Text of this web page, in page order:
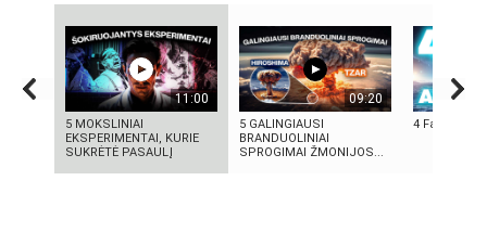
11:00
5 MOKSLINIAI
EKSPERIMENTAI, KURIE
SUKRĖTĖ PASAULĮ
09:20
5 GALINGIAUSI
BRANDUOLINIAI
SPROGIMAI ŽMONIJOS...
4 Faktai